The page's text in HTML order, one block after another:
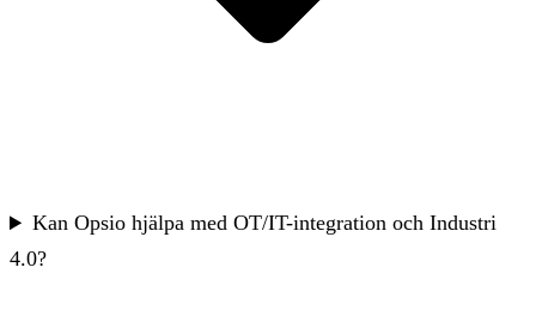
Kan Opsio hjälpa med OT/IT-integration och Industri
4.0?